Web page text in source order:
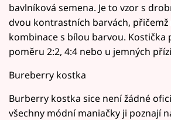
bavlníková semena. Je to vzor s
dvou kontrastních barvách, přičemž
kombinace s bílou barvou. Kostička
poměru 2:2, 4:4 nebo u jemných
Bureberry kostka
Burberry kostka sice není žádné
všechny módní maniačky ji poznají